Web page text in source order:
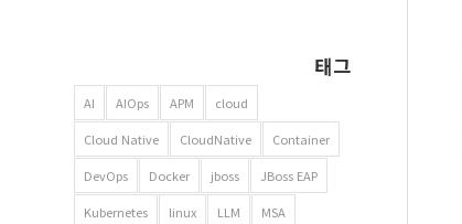
태그
AI AIOps APM cloud
Cloud Native CloudNative Container
DevOps Docker jboss JBoss EAP
Kubernetes linux LLM MSA